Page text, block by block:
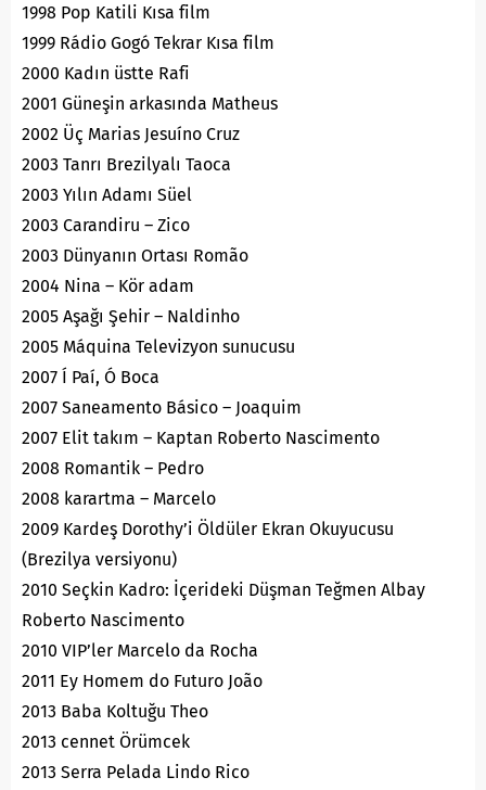
1998 Pop Katili Kısa film
1999 Rádio Gogó Tekrar Kısa film
2000 Kadın üstte Rafi
2001 Güneşin arkasında Matheus
2002 Üç Marias Jesuíno Cruz
2003 Tanrı Brezilyalı Taoca
2003 Yılın Adamı Süel
2003 Carandiru – Zico
2003 Dünyanın Ortası Romão
2004 Nina – Kör adam
2005 Aşağı Şehir – Naldinho
2005 Máquina Televizyon sunucusu
2007 Í Paí, Ó Boca
2007 Saneamento Básico – Joaquim
2007 Elit takım – Kaptan Roberto Nascimento
2008 Romantik – Pedro
2008 karartma – Marcelo
2009 Kardeş Dorothy’i Öldüler Ekran Okuyucusu
(Brezilya versiyonu)
2010 Seçkin Kadro: İçerideki Düşman Teğmen Albay
Roberto Nascimento
2010 VIP’ler Marcelo da Rocha
2011 Ey Homem do Futuro João
2013 Baba Koltuğu Theo
2013 cennet Örümcek
2013 Serra Pelada Lindo Rico